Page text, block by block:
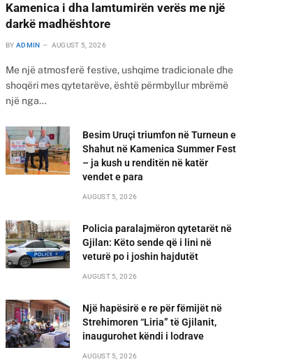
Kamenica i dha lamtumirën verës me një
darkë madhështore
BY ADMIN AUGUST 5, 2026
Me një atmosferë festive, ushqime tradicionale dhe
shoqëri mes qytetarëve, është përmbyllur mbrëmë
një nga…
Besim Uruçi triumfon në Turneun e
Shahut në Kamenica Summer Fest
– ja kush u renditën në katër
vendet e para
AUGUST 5, 2026
Policia paralajmëron qytetarët në
Gjilan: Këto sende që i lini në
veturë po i joshin hajdutët
AUGUST 5, 2026
Një hapësirë e re për fëmijët në
Strehimoren “Liria” të Gjilanit,
inaugurohet këndi i lodrave
AUGUST 5, 2026